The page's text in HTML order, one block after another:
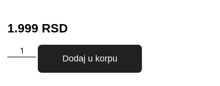
1.999 RSD
Dodaj u korpu